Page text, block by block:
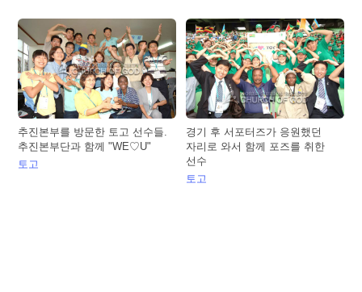
추진본부를 방문한 토고 선수들.
추진본부단과 함께 "WE♡U"
토고
경기 후 서포터즈가 응원했던
자리로 와서 함께 포즈를 취한
선수
토고